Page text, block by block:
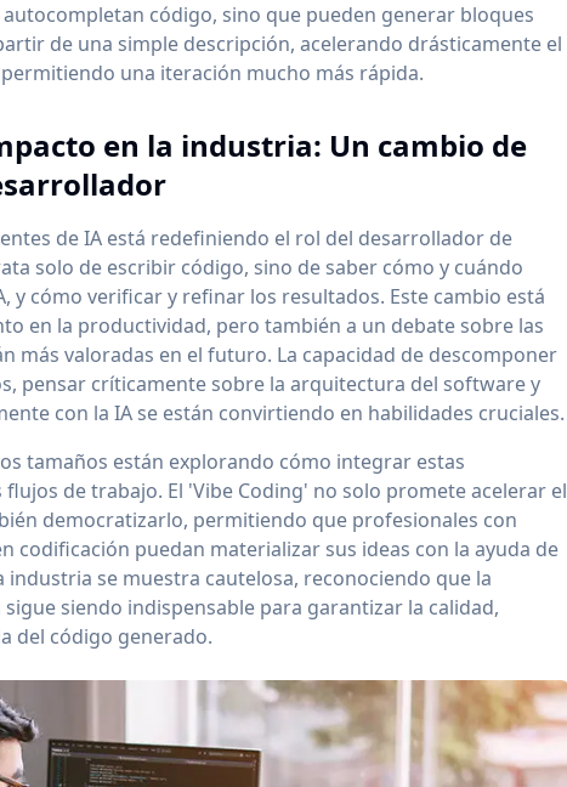
código, sino que pueden generar bloques
de una simple descripción, acelerando drásticamente el
una iteración mucho más rápida.
en la industria: Un cambio de
de IA está redefiniendo el rol del desarrollador de
solo de escribir código, sino de saber cómo y cuándo
y cómo verificar y refinar los resultados. Este cambio está
en la productividad, pero también a un debate sobre las
más valoradas en el futuro. La capacidad de descomponer
pensar críticamente sobre la arquitectura del software y
con la IA se están convirtiendo en habilidades cruciales.
tamaños están explorando cómo integrar estas
de trabajo. El 'Vibe Coding' no solo promete acelerar el
democratizarlo, permitiendo que profesionales con
codificación puedan materializar sus ideas con la ayuda de
industria se muestra cautelosa, reconociendo que la
siendo indispensable para garantizar la calidad,
del código generado.